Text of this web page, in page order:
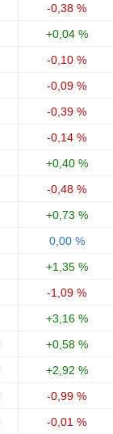
-0,38 %
+0,04 %
-0,10 %
-0,09 %
-0,39 %
-0,14 %
+0,40 %
-0,48 %
+0,73 %
0,00 %
+1,35 %
-1,09 %
+3,16 %
+0,58 %
+2,92 %
-0,99 %
-0,01 %